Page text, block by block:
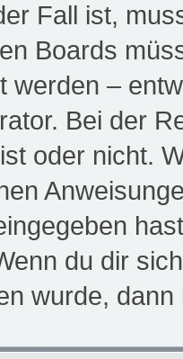
Fall ist,
Boards
werden –
Bei der
oder nicht.
du dir
wurde,